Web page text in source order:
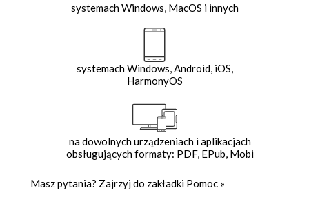
systemach Windows, MacOS i innych
systemach Windows, Android, iOS,
HarmonyOS
na dowolnych urządzeniach i aplikacjach
obsługujących formaty: PDF, EPub, Mobi
Masz pytania? Zajrzyj do zakładki Pomoc »